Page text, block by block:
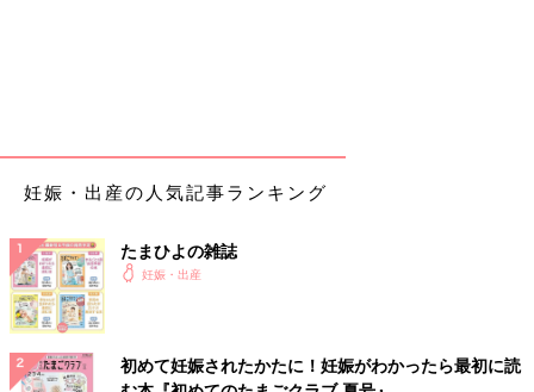
妊娠・出産の人気記事ランキング
たまひよの雑誌
妊娠・出産
初めて妊娠されたかたに！妊娠がわかったら最初に読